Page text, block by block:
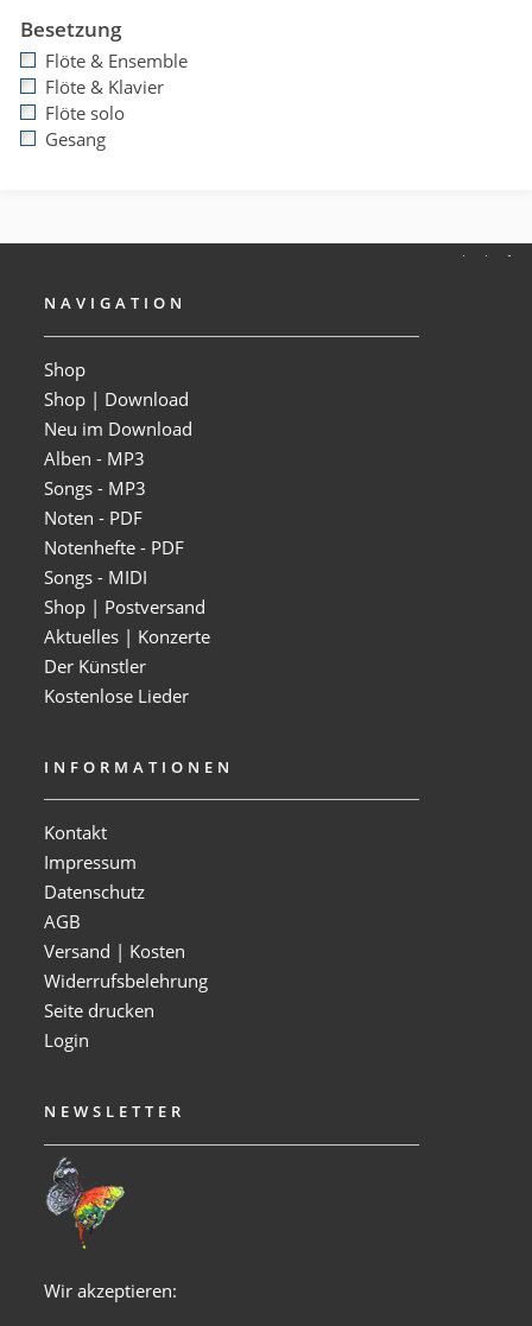
Besetzung
Flöte & Ensemble
Flöte & Klavier
Flöte solo
Gesang
NAVIGATION
Shop
Shop | Download
Neu im Download
Alben - MP3
Songs - MP3
Noten - PDF
Notenhefte - PDF
Songs - MIDI
Shop | Postversand
Aktuelles | Konzerte
Der Künstler
Kostenlose Lieder
INFORMATIONEN
Kontakt
Impressum
Datenschutz
AGB
Versand | Kosten
Widerrufsbelehrung
Seite drucken
Login
NEWSLETTER
Wir akzeptieren: